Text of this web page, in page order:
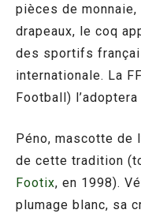
pièces de
drapeaux, le coq
des sportifs
internationale. La
Football)
Péno, mascotte de
de cette tradition
Footix, en 1998).
plumage blanc, sa